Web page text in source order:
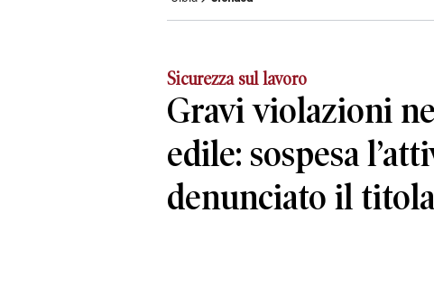
Sicurezza sul lavoro
Gravi violazioni
edile: sospesa
denunciato il